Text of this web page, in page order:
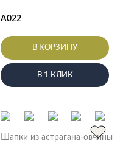
А022
В КОРЗИНУ
В 1 КЛИК
Шапки из астрагана-овчины